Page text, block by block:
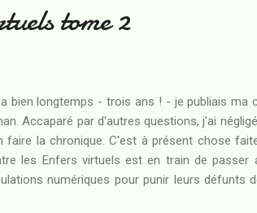
tome 2
bien longtemps - trois ans ! - je publiais ma
Accaparé par d'autres questions, j'ai
faire la chronique. C'est à présent chose
les Enfers virtuels est en train de
numériques pour punir leurs défunts